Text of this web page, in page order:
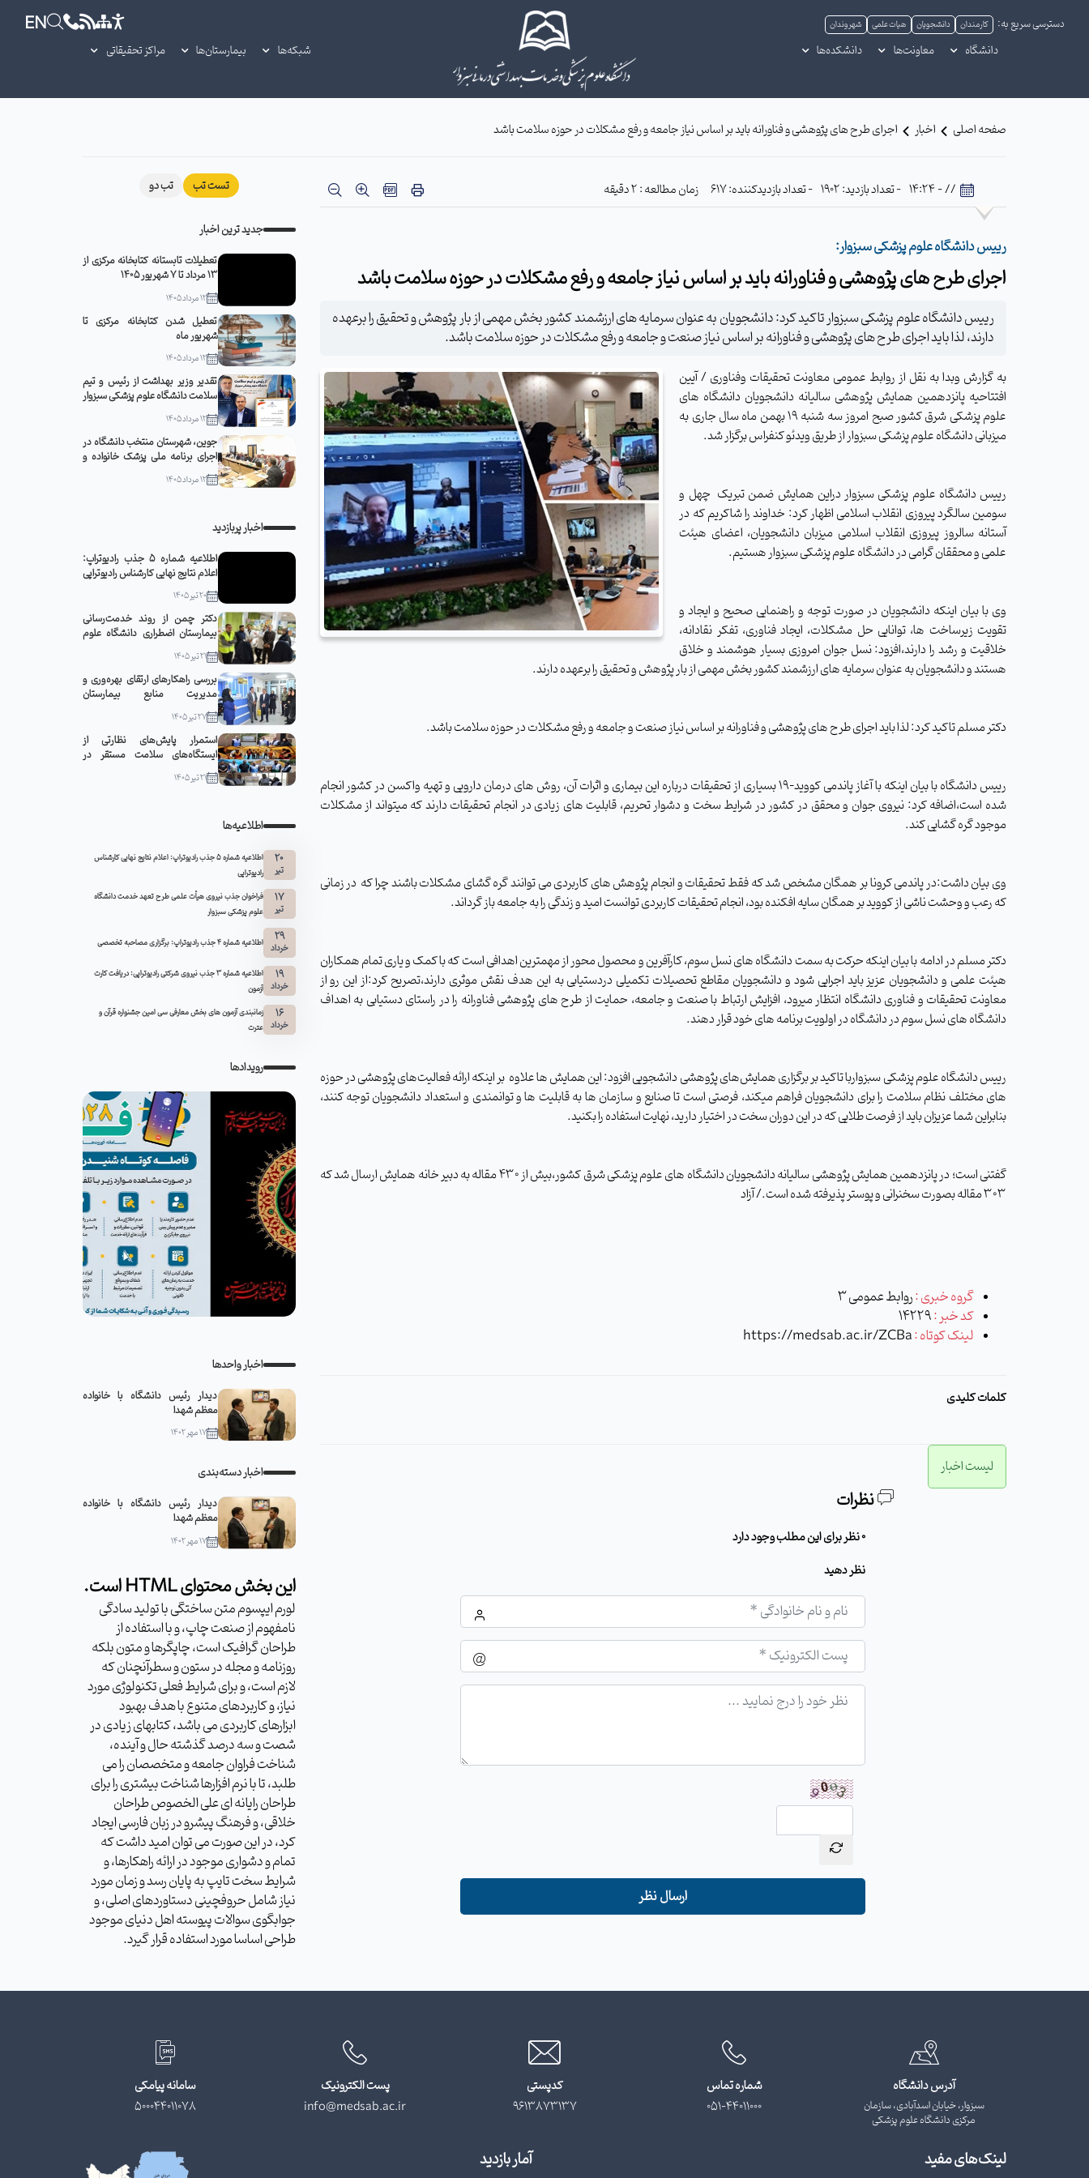
دسترسی سریع به: کارمندان دانشجویان هیات علمی شهروندان EN
دانشگاه معاونت‌ها دانشکده‌ها شبکه‌ها بیمارستان‌ها مراکز تحقیقاتی
صفحه اصلی اخبار اجرای طرح های پژوهشی و فناورانه باید بر اساس نیاز جامعه و رفع مشکلات در حوزه سلامت باشد
// - 14:24 - تعداد بازدید: 1902 - تعداد بازدیدکننده: 617 زمان مطالعه : 2 دقیقه
رییس دانشگاه علوم پزشکی سبزوار:
اجرای طرح های پژوهشی و فناورانه باید بر اساس نیاز جامعه و رفع مشکلات در حوزه سلامت باشد
رییس دانشگاه علوم پزشکی سبزوار تاکید کرد: دانشجویان به عنوان سرمایه های ارزشمند کشور بخش مهمی از بار پژوهش و تحقیق را برعهده
دارند، لذا باید اجرای طرح های پژوهشی و فناورانه بر اساس نیاز صنعت و جامعه و رفع مشکلات در حوزه سلامت باشد.
به گزارش وبدا به نقل از روابط عمومی معاونت تحقیقات وفناوری /آیین
افتتاحیه پانزدهمین همایش پژوهشی سالیانه دانشجویان دانشگاه های
علوم پزشکی شرق کشور صبح امروز سه شنبه 19 بهمن ماه سال جاری به
میزبانی دانشگاه علوم پزشکی سبزوار از طریق ویدئو کنفراس برگزار شد.
رییس دانشگاه علوم پزشکی سبزوار دراین همایش ضمن تبریک چهل و
سومین سالگرد پیروزی انقلاب اسلامی اظهار کرد: خداوند را شاکریم که در
آستانه سالروز پیروزی انقلاب اسلامی میزبان دانشجویان، اعضای هیئت
علمی و محققان گرامی در دانشگاه علوم پزشکی سبزوار هستیم.
وی با بیان اینکه دانشجویان در صورت توجه و راهنمایی صحیح و ایجاد و
تقویت زیرساخت ها، توانایی حل مشکلات، ایجاد فناوری، تفکر نقادانه،
خلاقیت و رشد را دارند،افزود: نسل جوان امروزی بسیار هوشمند و خلاق
هستند و دانشجویان به عنوان سرمایه های ارزشمند کشور بخش مهمی از بار پژوهش و تحقیق را برعهده دارند.
دکتر مسلم تاکید کرد: لذا باید اجرای طرح های پژوهشی و فناورانه بر اساس نیاز صنعت و جامعه و رفع مشکلات در حوزه سلامت باشد.
رییس دانشگاه با بیان اینکه با آغاز پاندمی کووید-19 بسیاری از تحقیقات درباره این بیماری و اثرات آن، روش های درمان دارویی و تهیه واکسن در کشور انجام
شده است،اضافه کرد: نیروی جوان و محقق در کشور در شرایط سخت و دشوار تحریم، قابلیت های زیادی در انجام تحقیقات دارند که میتواند از مشکلات
موجود گره گشایی کند.
وی بیان داشت:در پاندمی کرونا بر همگان مشخص شد که فقط تحقیقات و انجام پژوهش های کاربردی می توانند گره گشای مشکلات باشند چرا که در زمانی
که رعب و وحشت ناشی از کووید بر همگان سایه افکنده بود، انجام تحقیقات کاربردی توانست امید و زندگی را به جامعه باز گرداند.
دکتر مسلم در ادامه با بیان اینکه حرکت به سمت دانشگاه های نسل سوم، کارآفرین و محصول محور از مهمترین اهدافی است که با کمک و یاری تمام همکاران
هیئت علمی و دانشجویان عزیز باید اجرایی شود و دانشجویان مقاطع تحصیلات تکمیلی دردستیابی به این هدف نقش موثری دارند،تصریح کرد:از این رو از
معاونت تحقیقات و فناوری دانشگاه انتظار میرود، افزایش ارتباط با صنعت و جامعه، حمایت از طرح های پژوهشی فناورانه را در راستای دستیابی به اهداف
دانشگاه های نسل سوم در دانشگاه در اولویت برنامه های خود قرار دهند.
رییس دانشگاه علوم پزشکی سبزواربا تاکید بر برگزاریهمایش‌های پژوهشی دانشجویی افزود: این همایش ها علاوه بر اینکه ارائه فعالیت‌های پژوهشی در حوزه
های مختلف نظام سلامت را برای دانشجویان فراهم میکند، فرصتی است تا صنایع و سازمان ها به قابلیت ها و توانمندی و استعداد دانشجویان توجه کنند،
بنابراین شما عزیزان باید از فرصت طلایی که در این دوران سخت در اختیار دارید، نهایت استفاده را بکنید.
گفتنی است؛ درپانزدهمین همایش پژوهشی سالیانه دانشجویان دانشگاه های علوم پزشکی شرق کشور
،بیش از 430 مقاله به دبیر خانه همایش ارسال شد که
303 مقاله بصورت سخنرانی و پوستر پذیرفته شده است./ آزاد
گروه خبری :روابط عمومی 3
کد خبر :14229
لینک کوتاه :https://medsab.ac.ir/ZCBa
کلمات کلیدی
لیست اخبار
نظرات
0 نظر برای این مطلب وجود دارد
نظر دهید
ارسال نظر
تست تب تب دو
جدید ترین اخبار
تعطیلات تابستانه کتابخانه مرکزی از
13 مرداد تا 7 شهریور 1405
12 مرداد 1405
تعطیل شدن کتابخانه مرکزی تا
شهریور ماه
12 مرداد 1405
تقدیر وزیر بهداشت از رئیس و تیم
سلامت دانشگاه علوم پزشکی سبزوار
12 مرداد 1405
جوین، شهرستان منتخب دانشگاه در
اجرای برنامه ملی پزشک خانواده و
نظام ارجاع
12 مرداد 1405
اخبار پربازدید
اطلاعیه شماره 5 جذب رادیوتراپ:
اعلام نتایج نهایی کارشناس رادیوتراپی
20 تیر 1405
دکتر چمن از روند خدمت‌رسانی
بیمارستان اضطراری دانشگاه علوم
پزشکی سبزوار در مشهد مقدس
بازدید کرد
21 تیر 1405
بررسی راهکارهای ارتقای بهره‌وری و
مدیریت منابع بیمارستان
قمربنی‌هاشم(ع) جوین با حضور
رئیس دانشگاه
27 تیر 1405
استمرار پایش‌های نظارتی از
ایستگاه‌های سلامت مستقر در
مواکب سبزوار
21 تیر 1405
اطلاعیه‌ها
20
تیر
اطلاعیه شماره 5 جذب رادیوتراپ: اعلام نتایج نهایی کارشناس
رادیوتراپی
17
تیر
فراخوان جذب نیروی هیأت علمی طرح تعهد خدمت دانشگاه
علوم پزشکی سبزوار
29
خرداد اطلاعیه شماره ۴ جذب رادیوتراپ: برگزاری مصاحبه تخصصی
19
خرداد
اطلاعیه شماره 3 جذب نیروی شرکتی رادیوتراپی: دریافت کارت
آزمون
16
خرداد
زمانبندی آزمون های بخش معارفی سی امین جشنواره قرآن و
عترت
رویدادها
اخبار واحدها
دیدار رئیس دانشگاه با خانواده
معظم شهدا
۱۷ مهر ۱۴۰۲
اخبار دسته‌بندی
دیدار رئیس دانشگاه با خانواده
معظم شهدا
۱۷ مهر ۱۴۰۲
این بخش محتوای HTML است.
لورم ایپسوم متن ساختگی با تولید سادگی
نامفهوم از صنعت چاپ، و با استفاده از
طراحان گرافیک است، چاپگرها و متون بلکه
روزنامه و مجله در ستون و سطرآنچنان که
لازم است، و برای شرایط فعلی تکنولوژی مورد
نیاز، و کاربردهای متنوع با هدف بهبود
ابزارهای کاربردی می باشد، کتابهای زیادی در
شصت و سه درصد گذشته حال و آینده،
شناخت فراوان جامعه و متخصصان را می
طلبد، تا با نرم افزارها شناخت بیشتری را برای
طراحان رایانه ای علی الخصوص طراحان
خلاقی، و فرهنگ پیشرو در زبان فارسی ایجاد
کرد، در این صورت می توان امید داشت که
تمام و دشواری موجود در ارائه راهکارها، و
شرایط سخت تایپ به پایان رسد و زمان مورد
نیاز شامل حروفچینی دستاوردهای اصلی، و
جوابگوی سوالات پیوسته اهل دنیای موجود
طراحی اساسا مورد استفاده قرار گیرد.
آدرس دانشگاه
سبزوار، خیابان اسدآبادی، سازمان
مرکزی دانشگاه علوم پزشکی
شماره تماس
051-44011000
کدپستی
9613873137
پست الکترونیک
info@medsab.ac.ir
سامانه پیامکی
500044011078
لینک‌های مفید آمار بازدید